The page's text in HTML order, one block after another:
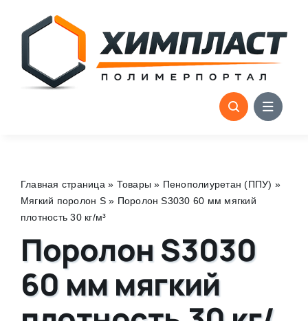
content
Главная страница » Товары » Пенополиуретан (ППУ) »
Мягкий поролон S» Поролон S3030 60 мм мягкий
плотность 30 кг/м³
Поролон S3030
60 мм мягкий